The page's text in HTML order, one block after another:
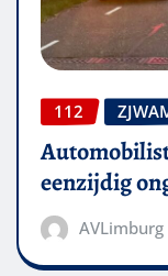
112
eenzijdig
AVLimburg